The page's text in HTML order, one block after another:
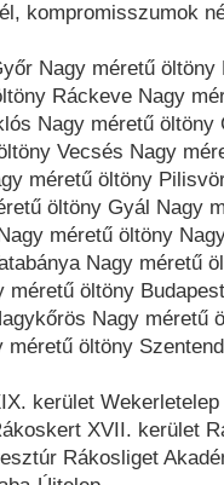
kompromisszumok
Nagy méretű
Ráckeve Nagy
Nagy méretű öltöny
Vecsés Nagy
méretű öltöny
öltöny Gyál Nagy
méretű öltöny
Nagy méretű
öltöny
Nagy méretű
méretű öltöny
kerület
XVII. kerület
Rákosliget